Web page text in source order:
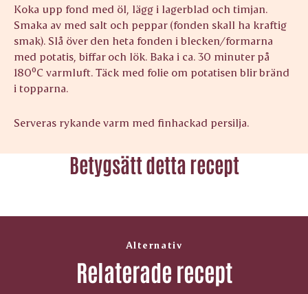
Koka upp fond med öl, lägg i lagerblad och timjan.
Smaka av med salt och peppar (fonden skall ha kraftig
smak). Slå över den heta fonden i blecken/formarna
med potatis, biffar och lök. Baka i ca. 30 minuter på
180⁰C varmluft. Täck med folie om potatisen blir bränd
i topparna.
Serveras rykande varm med finhackad persilja.
Betygsätt detta recept
Alternativ
Relaterade recept